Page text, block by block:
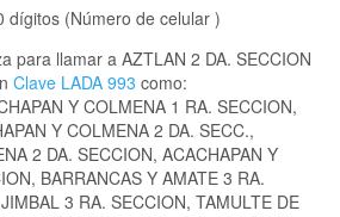
dígitos (Número de celular )
para llamar a AZTLAN 2 DA. SECCION
Clave LADA 993 como:
Y COLMENA 1 RA. SECCION,
Y COLMENA 2 DA. SECC.,
2 DA. SECCION, ACACHAPAN Y
BARRANCAS Y AMATE 3 RA.
3 RA. SECCION, TAMULTE DE